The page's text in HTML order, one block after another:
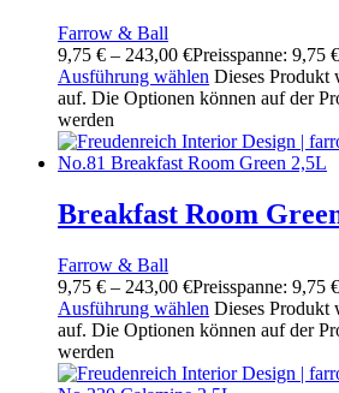
Farrow & Ball
9,75 € – 243,00 €Preisspanne: 9,75
Ausführung wählen Dieses Produkt
auf. Die Optionen können auf der
werden
Breakfast Room
Farrow & Ball
9,75 € – 243,00 €Preisspanne: 9,75
Ausführung wählen Dieses Produkt
auf. Die Optionen können auf der
werden